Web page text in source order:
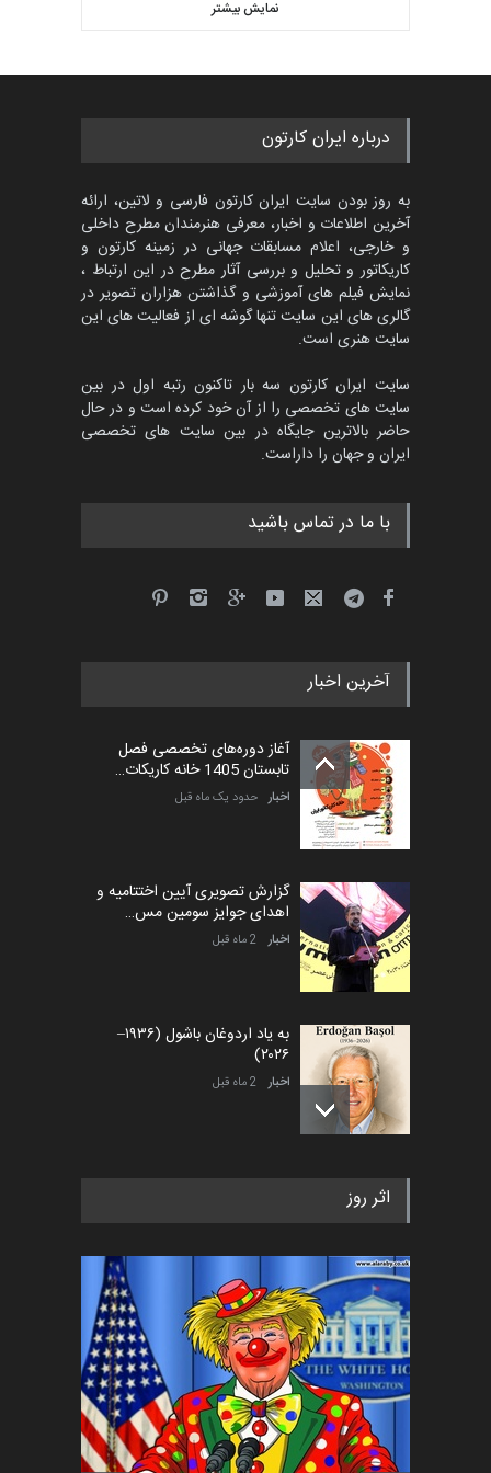
کاریکاتور «البغلی…
پنجمین مسابقۀ بین‌المللی
کارتون CARTUNION ، …
جشنواره بین‌المللی کارتون
مدارس پرتغال، ۲۰۲۷
مهلت 4 ماه دیگر
پنجمین مسابقۀ بین‌المللی
کارتون طنز «کلاه‌ای…
مهلت
گالری حدود یک ماه قبل
نمایش بیشتر
درباره ایران کارتون
به روز بودن سایت ایران کارتون فارسی و لاتین، ارائه
آخرین اطلاعات و اخبار، معرفی هنرمندان مطرح داخلی
و خارجی، اعلام مسابقات جهانی در زمینه کارتون و
کاریکاتور و تحلیل و بررسی آثار مطرح در این ارتباط ،
نمایش فیلم های آموزشی و گذاشتن هزاران تصویر در
گالری های این سایت تنها گوشه ای از فعالیت های این
سایت هنری است.
سایت ایران کارتون سه بار تاکنون رتبه اول در بین
سایت های تخصصی را از آن خود کرده است و در حال
حاضر بالاترین جایگاه در بین سایت های تخصصی
ایران و جهان را داراست.
با ما در تماس باشید
آخرین اخبار
آغاز دوره‌های تخصصی فصل
تابستان 1405 خانه کاریکات…
اخبار حدود یک ماه قبل
گزارش تصویری آیین اختتامیه و
اهدای جوایز سومین مس…
اخبار 2 ماه قبل
به یاد اردوغان باشول (۱۹۳۶–
۲۰۲۶)
اخبار 2 ماه قبل
رویداد کارگاهی کارتون و پوستر
اخبار 6 ماه قبل
فراخوان رویداد کارگاهی کارتون و
پوستر "ایران سربل…
اخبار 6 ماه قبل
تسلیت به همکار | سهراب خیری
اثر روز